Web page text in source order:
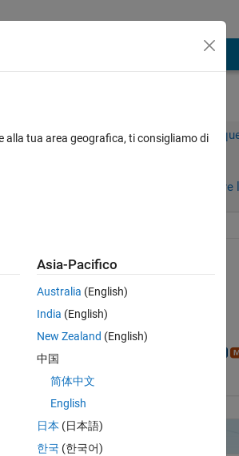
Accedi per rispondere a
Accedi per seguire
Richiesto:
il 9 Apr 2014
Risposto:
alla tua area geografica, ti consigliamo di
Asia-Pacifico
Australia (English)
India (English)
New Zealand (English)
中国
简体中文
English
日本 (日本語)
한국 (한국어)